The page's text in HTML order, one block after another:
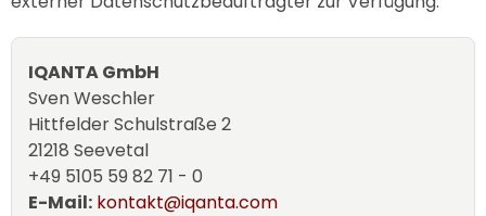
IQANTA GmbH
Sven Weschler
Hittfelder Schulstraße 2
21218 Seevetal
+49 5105 59 82 71 - 0
E-Mail: kontakt@iqanta.com